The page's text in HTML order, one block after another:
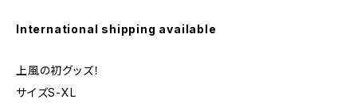
International shipping available
上風の初グッズ！
サイズS-XL